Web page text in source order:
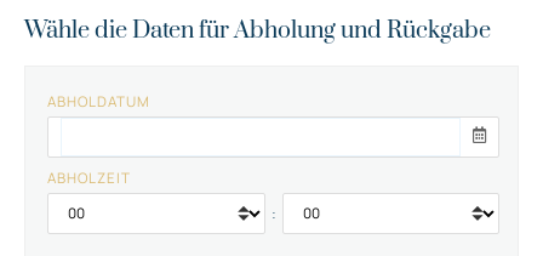
Wähle die Daten für Abholung und Rückgabe
ABHOLDATUM
ABHOLZEIT
: